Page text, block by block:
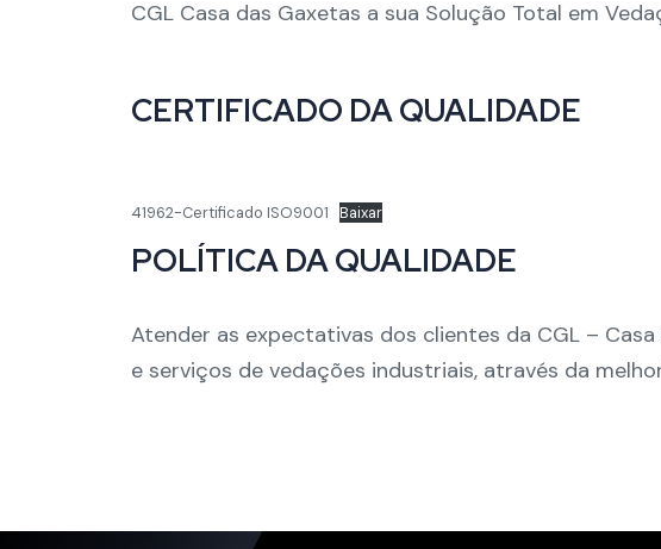
CGL Casa das Gaxetas a sua Solução Total em
CERTIFICADO DA QUALIDADE
41962-Certificado ISO9001 Baixar
POLÍTICA DA QUALIDADE
Atender as expectativas dos clientes da CGL –
e serviços de vedações industriais, através da